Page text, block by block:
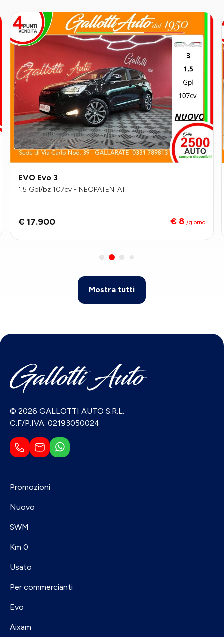
EVO Evo 3
1.5 Gpl/bz 107cv - NEOPATENTATI
€ 17.900 € 8 /giorno
Mostra tutti
© 2026 GALLOTTI AUTO S.R.L.
C.F/P.IVA: 02193050024
Promozioni
Nuovo
SWM
Km 0
Usato
Per commercianti
Evo
Aixam